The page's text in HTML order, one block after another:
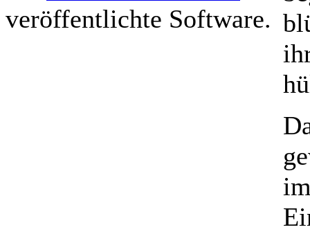
veröffentlichte Software.